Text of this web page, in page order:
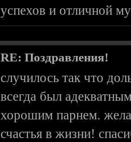
успехов и отличной
RE: Поздравления!
случилось так что
всегда был
хорошим парнем.
счастья в жизни!